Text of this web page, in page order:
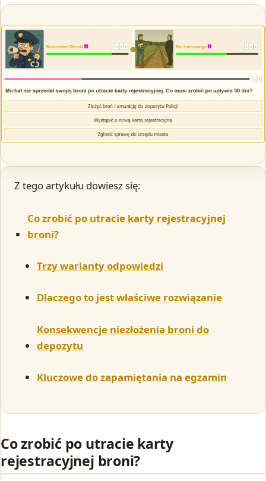
Z tego artykułu dowiesz się:
Co zrobić po utracie karty rejestracyjnej
broni?
Trzy warianty odpowiedzi
Dlaczego to jest właściwe rozwiązanie
Konsekwencje niezłożenia broni do
depozytu
Kluczowe do zapamiętania na egzamin
Co zrobić po utracie karty
rejestracyjnej broni?